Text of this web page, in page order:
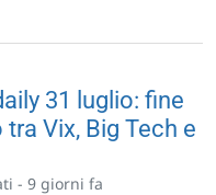
31 luglio: fine
Vix, Big Tech e
- 9 giorni fa